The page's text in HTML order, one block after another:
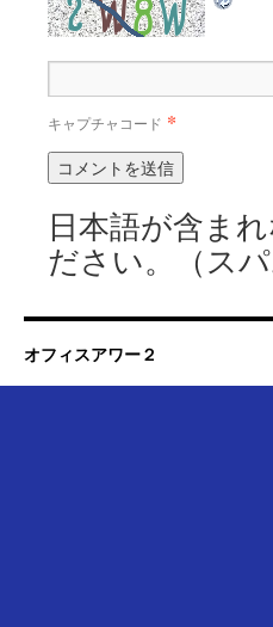
キャプチャコード *
日本語が含ま
ださい。（スパ
オフィスアワー２